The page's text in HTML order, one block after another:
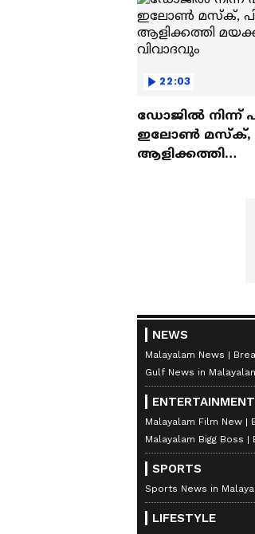
22:03
ഡോജിൽ നിന്ന്
ഇലോൺ മസ്ക്,
ആളിക്കത്തി
NEWS
Malayalam News
Gulf News in
ENTERTAINMENT
Malayalam Film New
Malayalam Bigg Boss
SPORTS
Sports News in
LIFESTYLE